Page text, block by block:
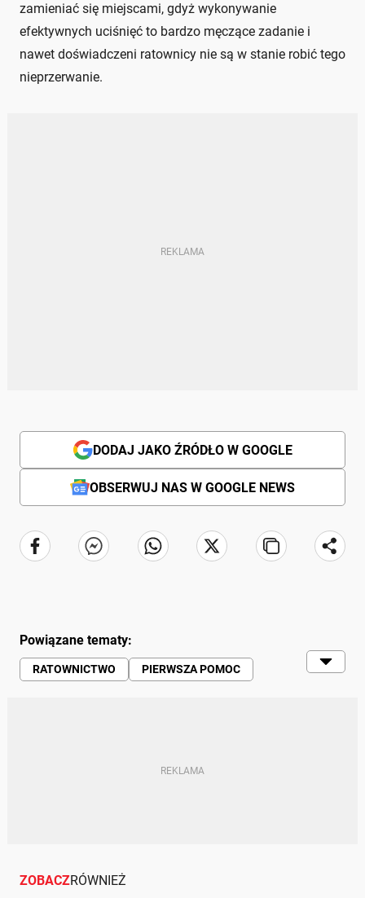
zamieniać się miejscami, gdyż wykonywanie
efektywnych uciśnięć to bardzo męczące zadanie i
nawet doświadczeni ratownicy nie są w stanie robić tego
nieprzerwanie.
DODAJ JAKO ŹRÓDŁO W GOOGLE
OBSERWUJ NAS W GOOGLE NEWS
Powiązane tematy:
RATOWNICTWO
PIERWSZA POMOC
ZOBACZRÓWNIEŻ